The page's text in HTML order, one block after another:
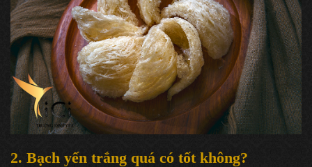
2. Bạch yến trắng quá có tốt không?